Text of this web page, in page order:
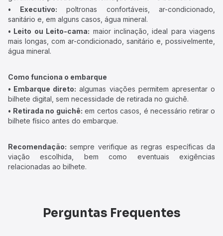
• Executivo: poltronas confortáveis, ar-condicionado,
sanitário e, em alguns casos, água mineral.
• Leito ou Leito-cama: maior inclinação, ideal para viagens
mais longas, com ar-condicionado, sanitário e, possivelmente,
água mineral.
Como funciona o embarque
• Embarque direto: algumas viações permitem apresentar o
bilhete digital, sem necessidade de retirada no guichê.
• Retirada no guichê: em certos casos, é necessário retirar o
bilhete físico antes do embarque.
Recomendação: sempre verifique as regras específicas da
viação escolhida, bem como eventuais exigências
relacionadas ao bilhete.
Perguntas Frequentes